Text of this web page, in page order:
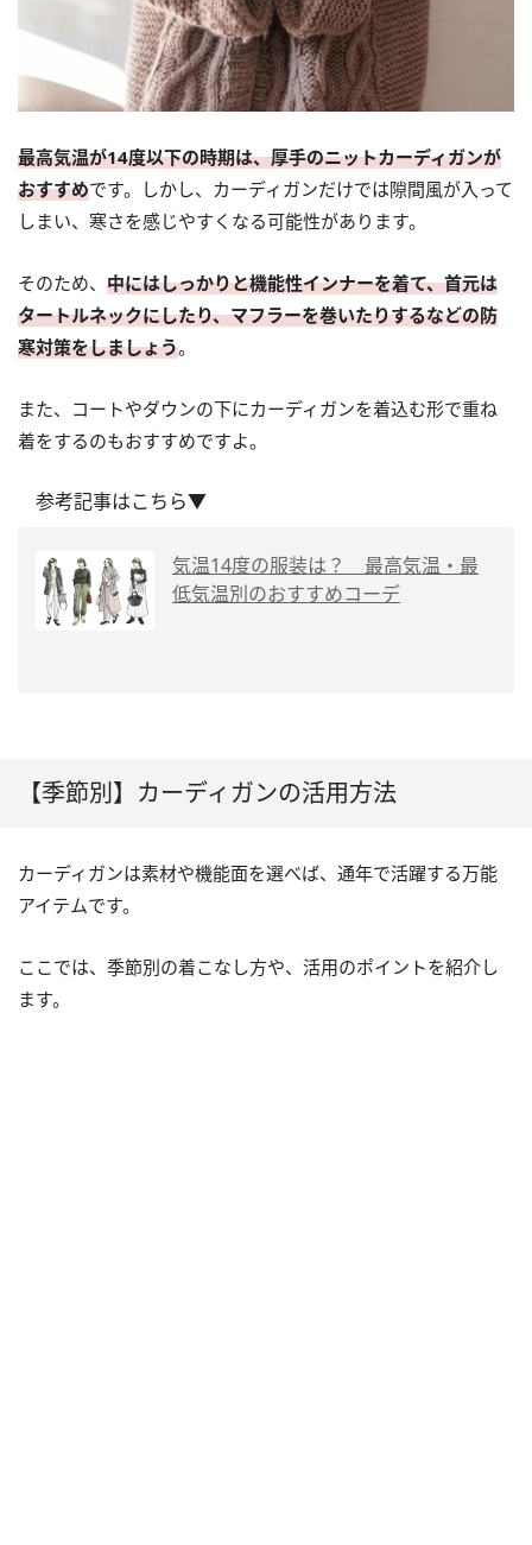
最高気温が14度以下の時期は、厚手のニットカーディガンが
おすすめです。しかし、カーディガンだけでは隙間風が入って
しまい、寒さを感じやすくなる可能性があります。
そのため、 中にはしっかりと機能性インナーを着て、首元は
タートルネックにしたり、マフラーを巻いたりするなどの防
寒対策をしましょう。
また、コートやダウンの下にカーディガンを着込む形で重ね
着をするのもおすすめですよ。
参考記事はこちら▼
気温14度の服装は？ 最高気温・最
低気温別のおすすめコーデ
【季節別】カーディガンの活用方法
カーディガンは素材や機能面を選べば、通年で活躍する万能
アイテムです。
ここでは、季節別の着こなし方や、活用のポイントを紹介し
ます。